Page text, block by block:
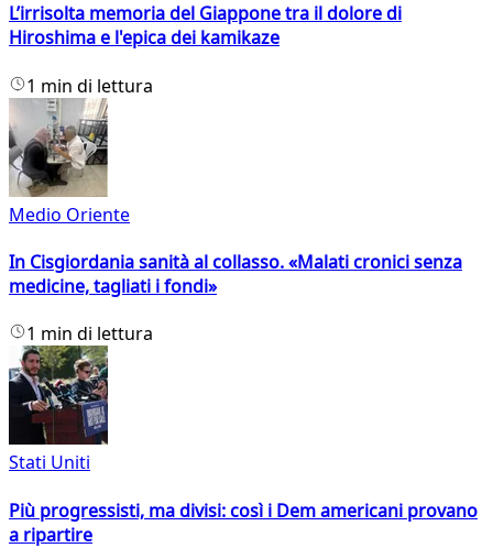
L’irrisolta memoria del Giappone tra il dolore di
Hiroshima e l'epica dei kamikaze
1 min di lettura
Medio Oriente
In Cisgiordania sanità al collasso. «Malati cronici senza
medicine, tagliati i fondi»
1 min di lettura
Stati Uniti
Più progressisti, ma divisi: così i Dem americani provano
a ripartire